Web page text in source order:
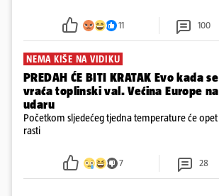
požar, rekao je vlasnik
11 100
NEMA KIŠE NA VIDIKU
PREDAH ĆE BITI KRATAK Evo kada se
vraća toplinski val. Većina Europe na
udaru
Početkom sljedećeg tjedna temperature će opet
rasti
7 28